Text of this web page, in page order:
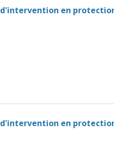
en
en